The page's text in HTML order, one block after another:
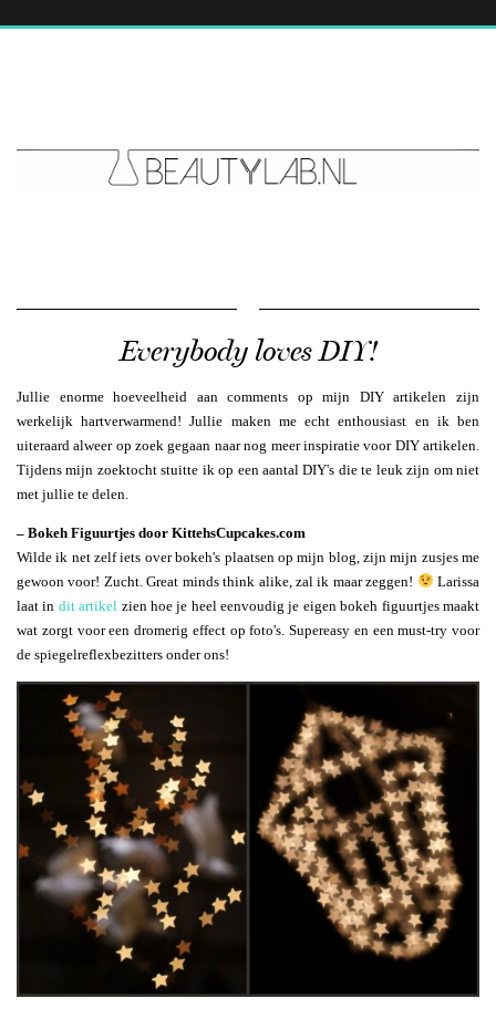
Everybody loves DIY!
Jullie enorme hoeveelheid aan comments op mijn DIY artikelen zijn
werkelijk hartverwarmend! Jullie maken me echt enthousiast en ik ben
uiteraard alweer op zoek gegaan naar nog meer inspiratie voor DIY artikelen.
Tijdens mijn zoektocht stuitte ik op een aantal DIY's die te leuk zijn om niet
met jullie te delen.
– Bokeh Figuurtjes door KittehsCupcakes.com
Wilde ik net zelf iets over bokeh's plaatsen op mijn blog, zijn mijn zusjes me
gewoon voor! Zucht. Great minds think alike, zal ik maar zeggen!
Larissa
laat in dit artikel zien hoe je heel eenvoudig je eigen bokeh figuurtjes maakt
wat zorgt voor een dromerig effect op foto's. Supereasy en een must-try voor
de spiegelreflexbezitters onder ons!